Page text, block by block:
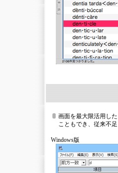
画面を最大限活用し
こともでき、従来不
Windows版